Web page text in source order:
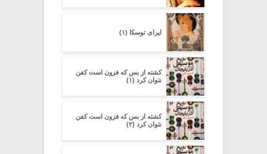
اپرای توسکا (۱)
کشته از بس که فزون است کفن
نتوان کرد (۱)
کشته از بس که فزون است کفن
نتوان کرد (۲)